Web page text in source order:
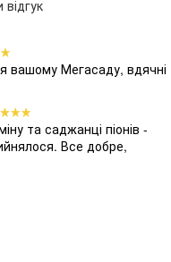
вашому Мегасаду, вдячні
та саджанці піонів -
Все добре,